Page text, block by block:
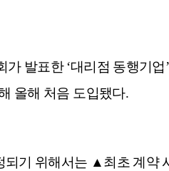
발표한 ‘대리점 동행기
올해 처음 도입됐다.
되기 위해서는 ▲최초 계